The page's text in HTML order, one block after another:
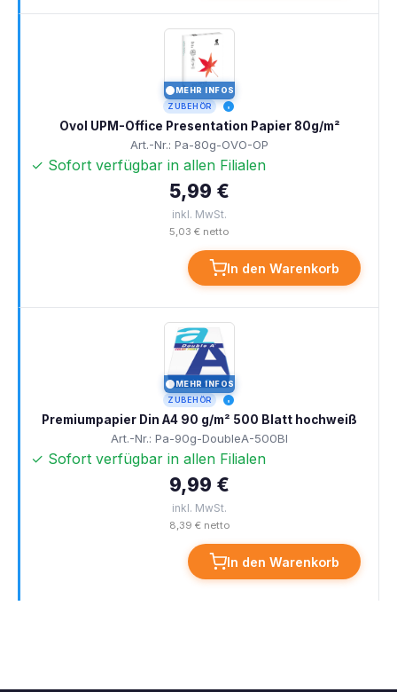
MEHR INFOS
ZUBEHÖR
Ovol UPM-Office Presentation Papier 80g/m²
Art.-Nr.: Pa-80g-OVO-OP
✓ Sofort verfügbar in allen Filialen
5,99 €
inkl. MwSt.
5,03 € netto
In den Warenkorb
MEHR INFOS
ZUBEHÖR
Premiumpapier Din A4 90 g/m² 500 Blatt hochweiß
Art.-Nr.: Pa-90g-DoubleA-500Bl
✓ Sofort verfügbar in allen Filialen
9,99 €
inkl. MwSt.
8,39 € netto
In den Warenkorb